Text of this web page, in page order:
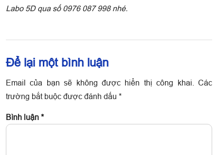
Labo 5D qua số 0976 087 998 nhé.
Để lại một bình luận
Email của bạn sẽ không được hiển thị công khai.
Các
trường bắt buộc được đánh dấu *
Bình luận *